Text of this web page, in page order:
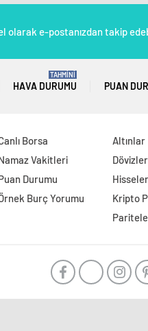
olarak e-postanızdan takip
HAVA DURUMU
TAHMİNİ
PUAN
Borsa
Vakitleri
Durumu
Burç Yorumu
Altınlar
Dövizler
Hisseler
Kripto